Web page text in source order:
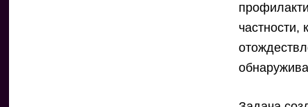
частности,